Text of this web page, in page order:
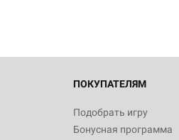
ПОКУПАТЕЛЯМ
Подобрать игру
Бонусная программа